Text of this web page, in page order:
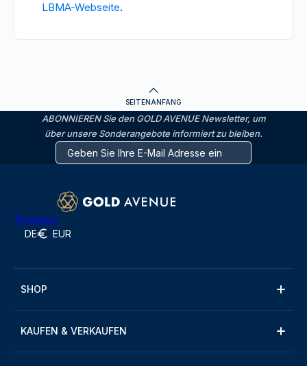
LBMA-Webseite.
SEITENANFANG
ABONNIEREN Sie den GOLD AVENUE Newsletter, um
über unsere Sonderangebote informiert zu bleiben.
Trustpilot
DE EUR
SHOP
KAUFEN & VERKAUFEN